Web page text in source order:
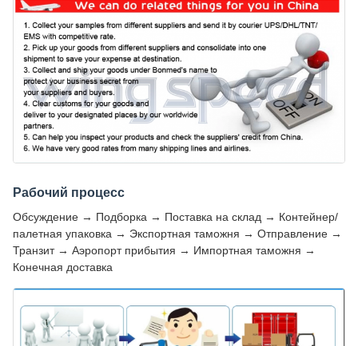
Рабочий процесс
Обсуждение → Подборка → Поставка на склад → Контейнер/
палетная упаковка → Экспортная таможня → Отправление →
Транзит → Аэропорт прибытия → Импортная таможня →
Конечная доставка